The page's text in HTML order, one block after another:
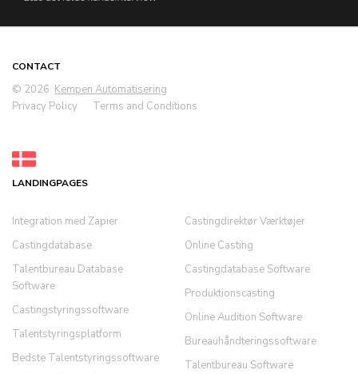
CONTACT
© 2026 Kempen Automatisering
Privacy Policy
Terms and Conditions
LANDINGPAGES
Integration med Zapier
Castingdatabase
Talentbureau Database
Software
Castingstyringssoftware
Talentstyringsplatform
Bedste Talentstyringssoftware
Castingdirektør Værktøjer
Online Casting
Castingdatabase Software
Produktionscasting
Online Audition Software
Bureauhåndteringssoftware
Talentbureau Software